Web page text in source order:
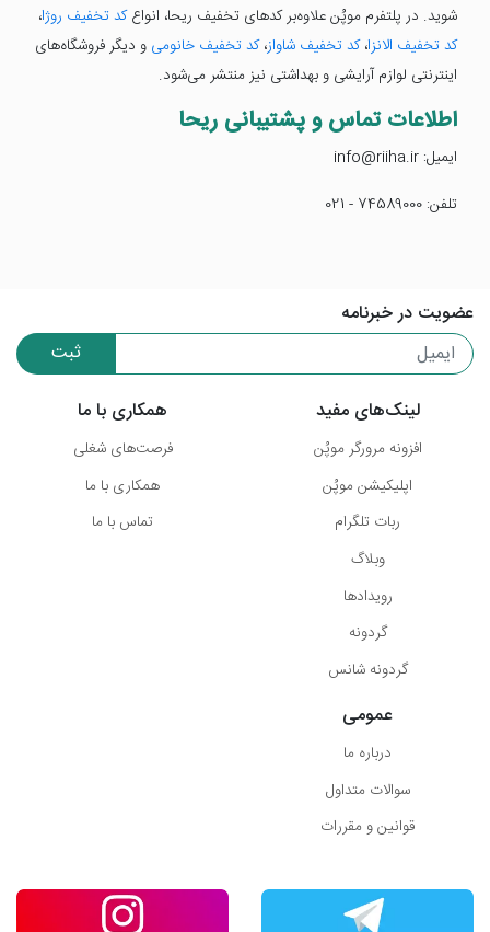
شوید. در پلتفرم موپُن علاوه‌بر کدهای تخفیف ریحا، انواعکد تخفیف روژا،
کد تخفیف الانزا،‌کد تخفیف شاواز،کد تخفیف خانومی و دیگر فروشگاه‌های
اینترنتی لوازم آرایشی و بهداشتی نیز منتشر می‌شود.
اطلاعات تماس و پشتیبانی ریحا
ایمیل: info@riiha.ir
تلفن: 74589000 - 021
عضویت در خبرنامه
ثبت
لینک‌های مفید
افزونه مرورگر موپُن
اپلیکیشن موپُن
ربات تلگرام
وبلاگ
رویدادها
گردونه
گردونه شانس
همکاری با ما
فرصت‌های شغلی
همکاری با ما
تماس با ما
عمومی
درباره ما
سوالات متداول
قوانین و مقررات